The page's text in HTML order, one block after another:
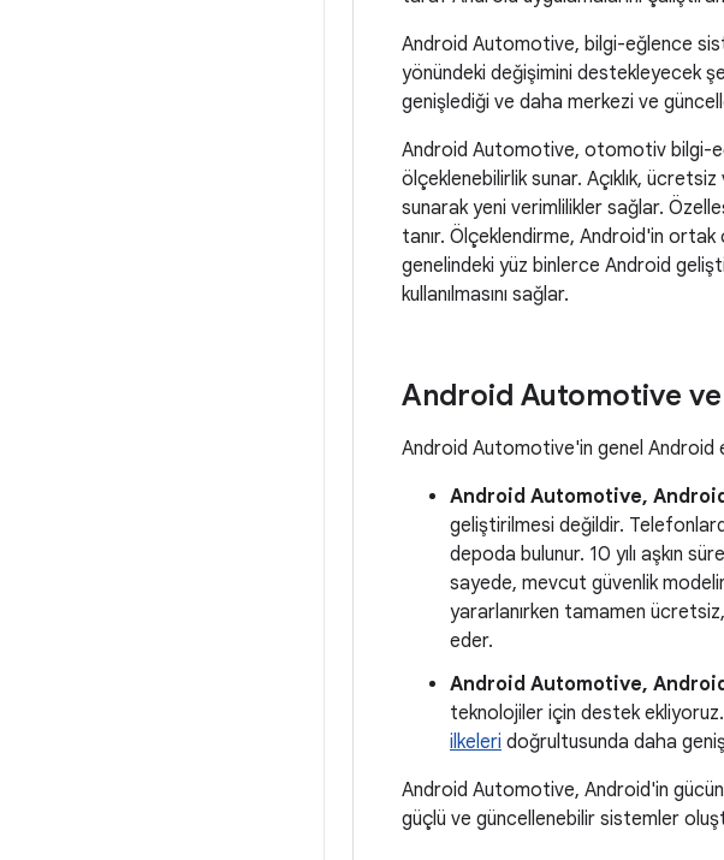
Android Automotive, bilgi-eğlence
yönündeki değişimini destekleyecek
genişlediği ve daha merkezi ve
Android Automotive, otomotiv bilgi-
ölçeklenebilirlik sunar. Açıklık,
sunarak yeni verimlilikler sağlar.
tanır. Ölçeklendirme, Android'in ortak
genelindeki yüz binlerce Android
kullanılmasını sağlar.
Android Automotive
Android Automotive'in genel Android
Android Automotive,
geliştirilmesi değildir.
depoda bulunur. 10 yılı aşkın
sayede, mevcut güvenlik
yararlanırken tamamen
eder.
Android Automotive,
teknolojiler için destek
ilkeleri doğrultusunda daha
Android Automotive, Android'in
güçlü ve güncellenebilir sistemler